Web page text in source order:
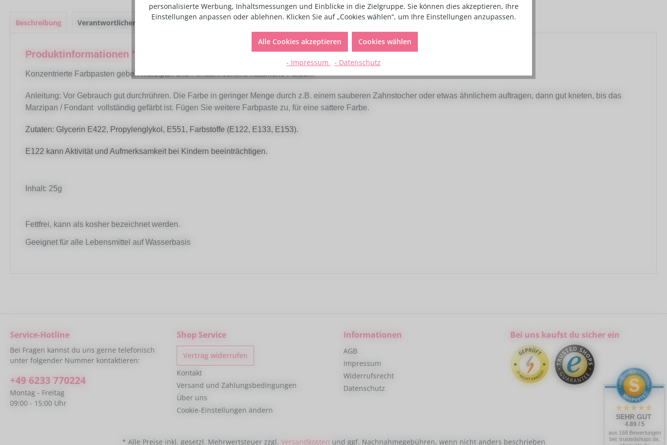
Beschreibung Verantwortlicher Lebensmittelunternehmer
Produktinformationen "Sugarflair Pastenfarbe Deep Purple, 25g"
Konzentrierte Farbpasten geben Marzipan und Fondant schöne natürliche Farben.
Anleitung: Vor Gebrauch gut durchrühren. Die Farbe in geringer Menge durch z.B. einem sauberen Zahnstocher oder etwas ähnlichem auftragen, dann gut kneten, bis das
Marzipan / Fondant vollständig gefärbt ist. Fügen Sie weitere Farbpaste zu, für eine sattere Farbe.
Zutaten: Glycerin E422, Propylenglykol, E551, Farbstoffe (E122, E133, E153).
E122 kann Aktivität und Aufmerksamkeit bei Kindern beeinträchtigen.
Inhalt: 25g
Fettfrei, kann als kosher bezeichnet werden.
Geeignet für alle Lebensmittel auf Wasserbasis
Service-Hotline
Bei Fragen kannst du uns gerne telefonisch
unter folgender Nummer kontaktieren:
+49 6233 770224
Montag - Freitag
09:00 - 15:00 Uhr
Shop Service
Vertrag widerrufen
Kontakt
Versand und Zahlungsbedingungen
Über uns
Cookie-Einstellungen ändern
Informationen
AGB
Impressum
Widerrufsrecht
Datenschutz
Bei uns kaufst du sicher ein
* Alle Preise inkl. gesetzl. Mehrwertsteuer zzgl. Versandkosten und ggf. Nachnahmegebühren, wenn nicht anders beschrieben
personalisierte Werbung, Inhaltsmessungen und Einblicke in die Zielgruppe. Sie können dies akzeptieren, Ihre
Einstellungen anpassen oder ablehnen. Klicken Sie auf „Cookies wählen“, um Ihre Einstellungen anzupassen.
Alle Cookies akzeptieren Cookies wählen
- Impressum - Datenschutz
SEHR GUT
4.89 / 5
aus 168 Bewertungen
bei: trustedshops.de,